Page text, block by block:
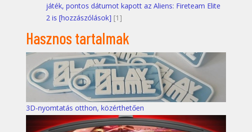
játék, pontos dátumot kapott az Aliens: Fireteam Elite
2 is [hozzászólások] [1]
Hasznos tartalmak
3D-nyomtatás otthon, közérthetően